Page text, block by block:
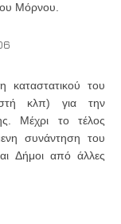
Μόρνου.
καταστατικού του
κλπ) για την
Μέχρι το τέλος
συνάντηση του
Δήμοι από άλλες